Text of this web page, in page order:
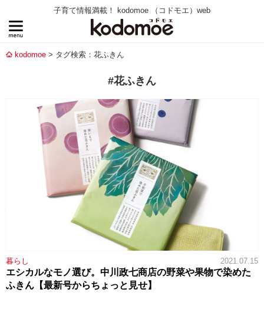
子育て情報満載！ kodomoe （コドモエ）web
kodomoe タグ検索：花ふきん
#花ふきん
暮らし 2021.07.15
エシカルなモノ選び。中川政七商店の野菜や果物で染めた
ふきん【最新号からちょっと見せ】